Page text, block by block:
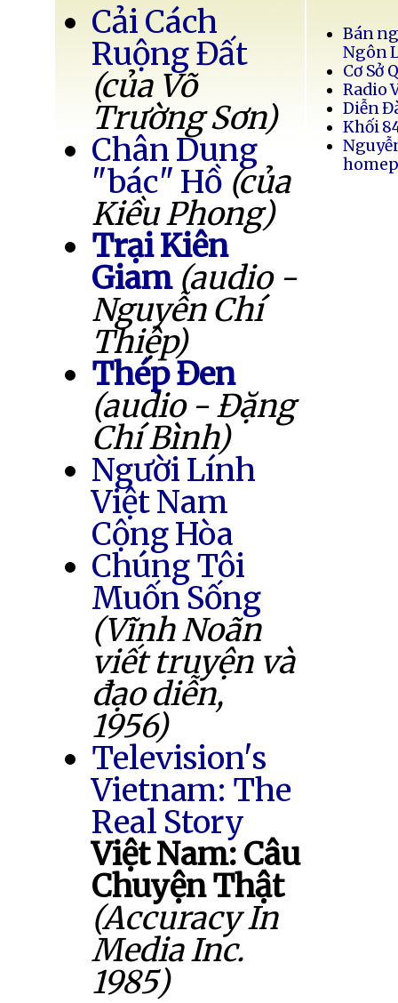
Cải Cách
Ruộng Đất
(của Võ
Trường Sơn)
Chân Dung
"bác" Hồ (của
Kiều Phong)
Trại Kiên
Giam (audio -
Nguyễn Chí
Thiệp)
Thép Đen
(audio - Đặng
Chí Bình)
Người Lính
Việt Nam
Cộng Hòa
Chúng Tôi
Muốn Sống
(Vĩnh Noãn
viết truyện và
đạo diễn,
1956)
Television's
Vietnam: The
Real Story
Việt Nam: Câu
Chuyện Thật
(Accuracy In
Media Inc.
1985)
Bán
Ngôn
Cơ Sở
Radio
Diễn
Khối